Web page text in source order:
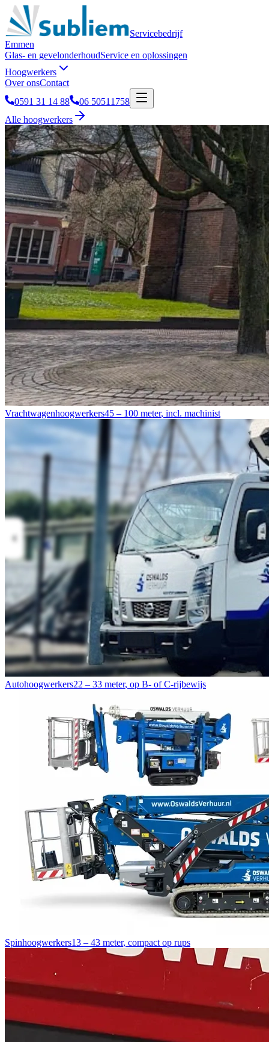
Servicebedrijf
Emmen
Glas- en gevelonderhoudService en oplossingen
Hoogwerkers
Over onsContact
0591 31 14 88
06 50511758
Alle hoogwerkers
Vrachtwagenhoogwerkers45 – 100 meter, incl. machinist
Autohoogwerkers22 – 33 meter, op B- of C-rijbewijs
Spinhoogwerkers13 – 43 meter, compact op rups